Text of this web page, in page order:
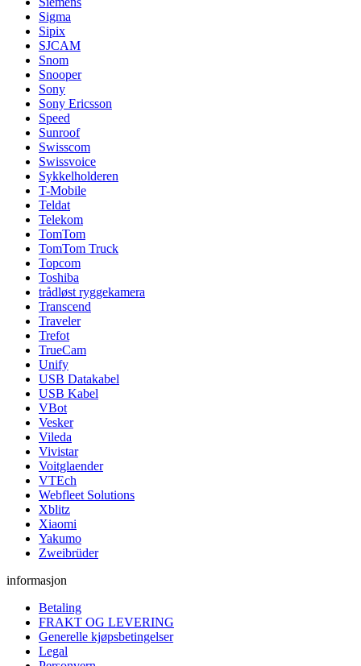
Sigma
Sipix
SJCAM
Snom
Snooper
Sony
Sony Ericsson
Speed
Sunroof
Swisscom
Swissvoice
Sykkelholderen
T-Mobile
Teldat
Telekom
TomTom
TomTom Truck
Topcom
Toshiba
trådløst ryggekamera
Transcend
Traveler
Trefot
TrueCam
Unify
USB Datakabel
USB Kabel
VBot
Vesker
Vileda
Vivistar
Voitglaender
VTEch
Webfleet Solutions
Xblitz
Xiaomi
Yakumo
Zweibrüder
informasjon
Betaling
FRAKT OG LEVERING
Generelle kjøpsbetingelser
Legal